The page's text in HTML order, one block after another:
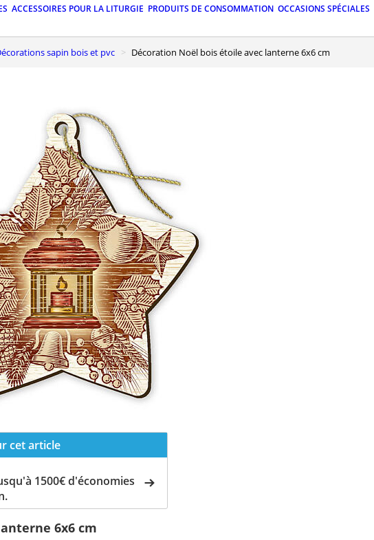
ACCESSOIRES POUR LA LITURGIE PRODUITS DE CONSOMMATION OCCASIONS SPÉCIALES
Décorations sapin bois et pvc Décoration Noël bois étoile avec lanterne 6x6 cm
cet article
1500€ d'économies
6x6 cm